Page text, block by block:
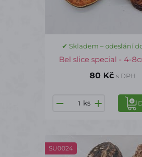
✔ Skladem – odeslání
Bel slice special - 4-
80 Kč s DPH
ks
SU0024